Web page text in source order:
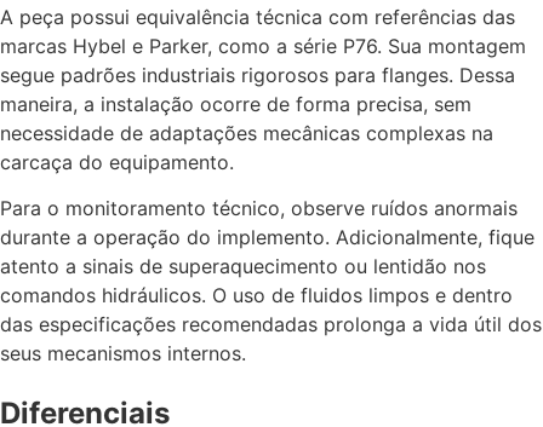
A peça possui equivalência técnica com referências das
marcas Hybel e Parker, como a série P76. Sua montagem
segue padrões industriais rigorosos para flanges. Dessa
maneira, a instalação ocorre de forma precisa, sem
necessidade de adaptações mecânicas complexas na
carcaça do equipamento.
Para o monitoramento técnico, observe ruídos anormais
durante a operação do implemento. Adicionalmente, fique
atento a sinais de superaquecimento ou lentidão nos
comandos hidráulicos. O uso de fluidos limpos e dentro
das especificações recomendadas prolonga a vida útil dos
seus mecanismos internos.
Diferenciais